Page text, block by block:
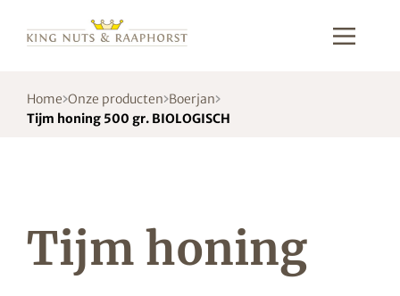
Home Onze producten Boerjan
Tijm honing 500 gr. BIOLOGISCH
Tijm honing